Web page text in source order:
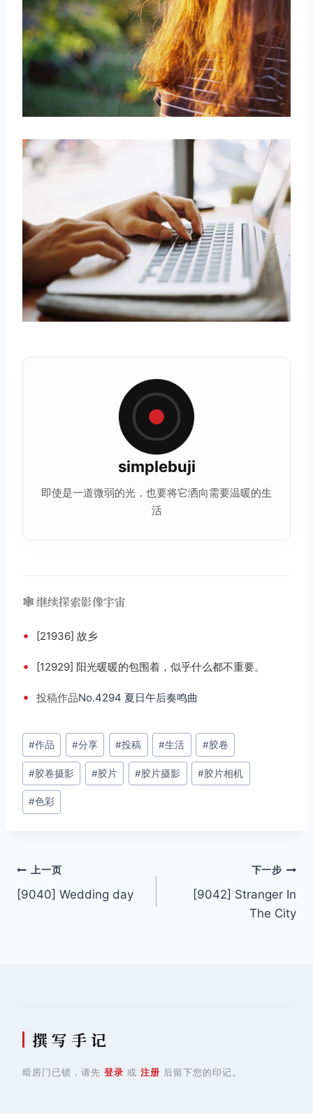
simplebuji
即使是一道微弱的光，也要将它洒向需要温暖的生
活
🕸️ 继续探索影像宇宙
• [21936] 故乡
• [12929] 阳光暖暖的包围着，似乎什么都不重要。
• 投稿作品No.4294 夏日午后奏鸣曲
文
章
标
签：
#作品 #分享 #投稿 #生活 #胶卷
#胶卷摄影 #胶片 #胶片摄影 #胶片相机
#色彩
文
章
上一页
[9040] Wedding day
下一步
[9042] Stranger In
The City
撰 写 手 记
暗房门已锁，请先 登录 或 注册 后留下您的印记。